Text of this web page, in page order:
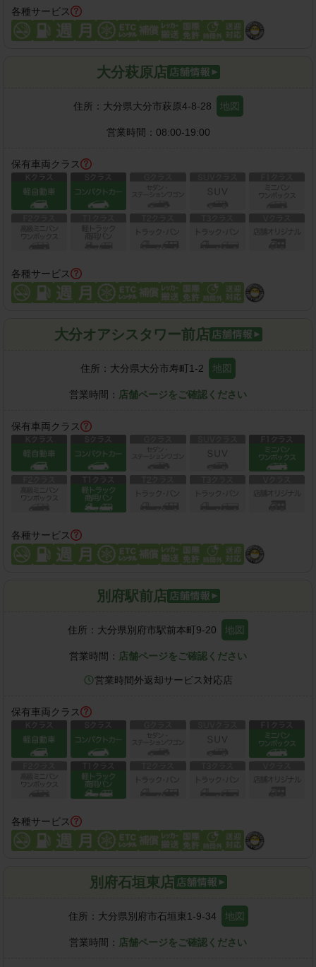
各種サービス
大分萩原店
住所： 大分県大分市萩原4-8-28 地図
営業時間： 08:00-19:00
保有車両クラス
各種サービス
大分オアシスタワー前店
住所： 大分県大分市寿町1-2 地図
営業時間： 店舗ページをご確認ください
保有車両クラス
各種サービス
別府駅前店
住所： 大分県別府市駅前本町9-20 地図
営業時間： 店舗ページをご確認ください
営業時間外返却サービス対応店
保有車両クラス
各種サービス
別府石垣東店
住所： 大分県別府市石垣東1-9-34 地図
営業時間： 店舗ページをご確認ください